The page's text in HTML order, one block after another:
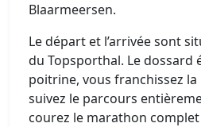
Blaarmeersen.
Le départ et l’arrivée sont
du Topsporthal. Le dossard
poitrine, vous franchissez
suivez le parcours
courez le marathon